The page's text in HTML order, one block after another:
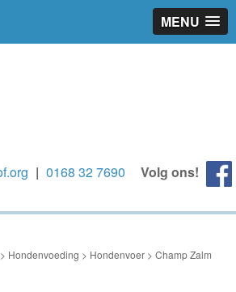
MENU
| 0168 32 7690 Volg ons!
> Hondenvoeding > Hondenvoer >Champ Zalm